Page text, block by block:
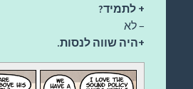
+ לתמיד?
– לא
+היה שווה לנסות.